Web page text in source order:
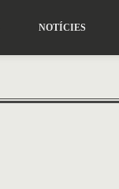
NOTÍCIES